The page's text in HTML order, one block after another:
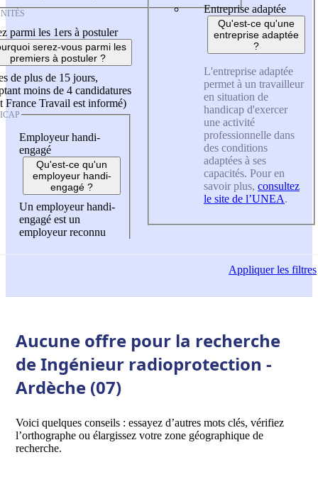
parmi les 1ers à postuler
serez-vous parmi les
premiers à postuler ?
de plus de 15 jours,
moins de 4 candidatures
France Travail est informé)
Employeur handi-
engagé
Qu'est-ce qu'un
employeur handi-
engagé ?
Un employeur handi-
engagé est un
employeur reconnu
Entreprise adaptée
Qu'est-ce qu'une
entreprise adaptée
?
L'entreprise adaptée
permet à un travailleur
en situation de
handicap d'exercer
une activité
professionnelle dans
des conditions
adaptées à ses
capacités. Pour en
savoir plus, consultez
le site de l’UNEA.
Appliquerles filtres
Aucune offre pour la recherche
de Ingénieur radioprotection -
Ardèche (07)
Voici quelques conseils : essayez d’autres mots clés, vérifiez
l’orthographe ou élargissez votre zone géographique de
recherche.